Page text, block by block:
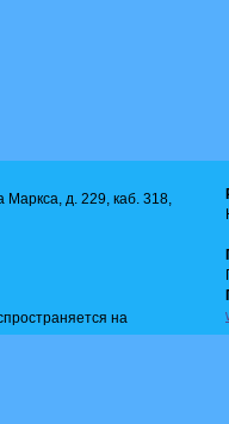
Маркса, д. 229, каб. 318,
на